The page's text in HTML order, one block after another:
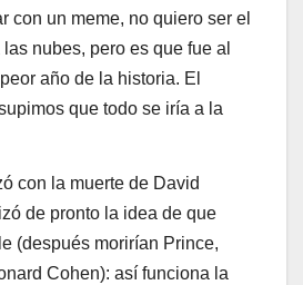
con un meme, no quiero ser el
nubes, pero es que fue al
año de la historia. El
que todo se iría a la
con la muerte de David
de pronto la idea de que
(después morirían Prince,
Cohen): así funciona la